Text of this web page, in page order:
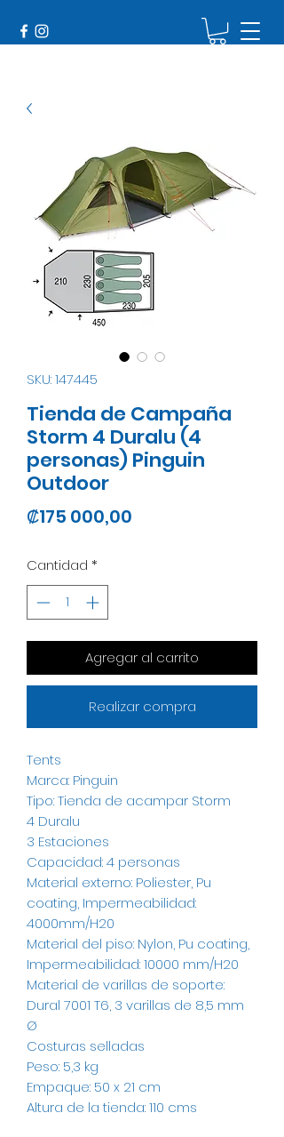
SKU: 147445
Tienda de Campaña
Storm 4 Duralu (4
personas) Pinguin
Outdoor
₡175 000,00
Cantidad *
Agregar al carrito
Realizar compra
Tents
Marca: Pinguin
Tipo: Tienda de acampar Storm
4 Duralu
3 Estaciones
Capacidad: 4 personas
Material externo: Poliester, Pu
coating, Impermeabilidad:
4000mm/H20
Material del piso: Nylon, Pu coating,
Impermeabilidad: 10000 mm/H20
Material de varillas de soporte:
Dural 7001 T6, 3 varillas de 8,5 mm
Ø
Costuras selladas
Peso: 5,3 kg
Empaque: 50 x 21 cm
Altura de la tienda: 110 cms